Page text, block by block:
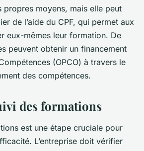
propres moyens, mais elle peut
de l’aide du CPF, qui permet aux
eux-mêmes leur formation. De
peuvent obtenir un financement
(OPCO) à travers le
des compétences.
des formations
est une étape cruciale pour
L’entreprise doit vérifier